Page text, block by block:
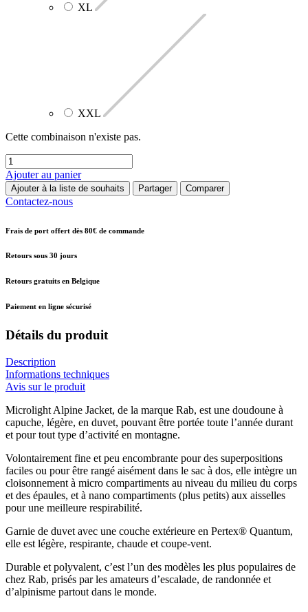
XL
XXL
Cette combinaison n'existe pas.
Ajouter au panier
Ajouter à la liste de souhaits Partager Comparer
Contactez-nous
Frais de port offert dès 80€ de commande
Retours sous 30 jours
Retours gratuits en Belgique
Paiement en ligne sécurisé
Détails du produit
Description
Informations techniques
Avis sur le produit
Microlight Alpine Jacket, de la marque Rab, est une doudoune à
capuche, légère, en duvet, pouvant être portée toute l’année durant
et pour tout type d’activité en montagne.
Volontairement fine et peu encombrante pour des superpositions
faciles ou pour être rangé aisément dans le sac à dos, elle intègre un
cloisonnement à micro compartiments au niveau du milieu du corps
et des épaules, et à nano compartiments (plus petits) aux aisselles
pour une meilleure respirabilité.
Garnie de duvet avec une couche extérieure en Pertex® Quantum,
elle est légère, respirante, chaude et coupe-vent.
Durable et polyvalent, c’est l’un des modèles les plus populaires de
chez Rab, prisés par les amateurs d’escalade, de randonnée et
d’alpinisme partout dans le monde.